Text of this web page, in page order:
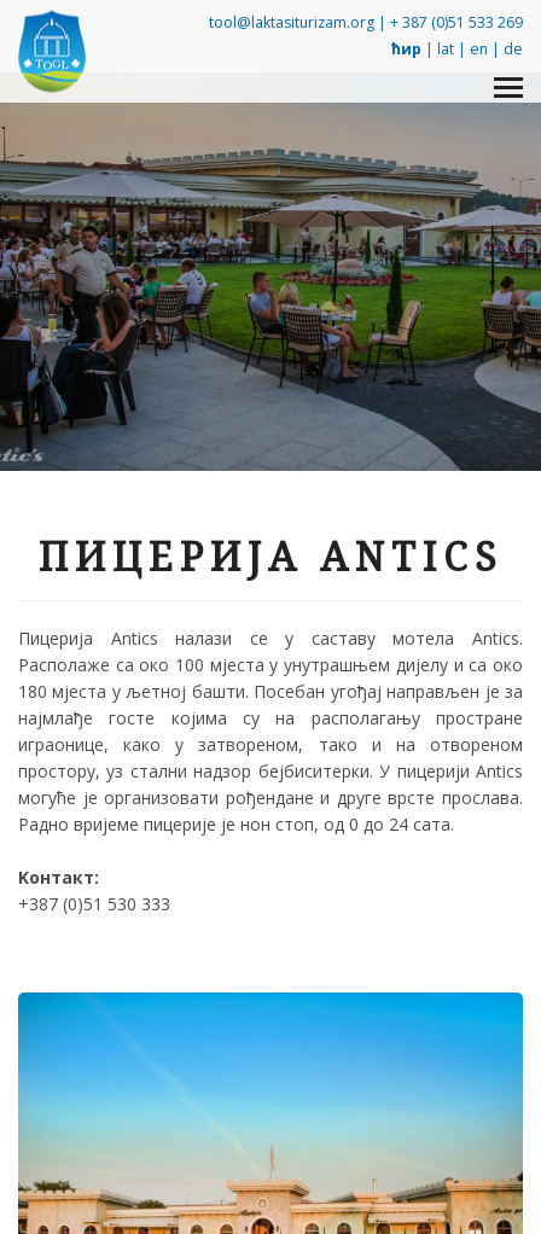
tool@laktasiturizam.org | + 387 (0)51 533 269
ћир | lat | en | de
ПИЦЕРИЈА АNTICS
Пицерија Antics налази се у саставу мотела Antics.
Располаже са око 100 мјеста у унутрашњем дијелу и са око
180 мјеста у љетној башти. Посебан угођај направљен је за
најмлађе госте којима су на располагању простране
играонице, како у затвореном, тако и на отвореном
простору, уз стални надзор бејбиситерки. У пицерији Аntics
могуће је организовати рођендане и друге врсте прослава.
Радно вријеме пицерије је нон стоп, од 0 до 24 сата.
Koнтакт:
+387 (0)51 530 333